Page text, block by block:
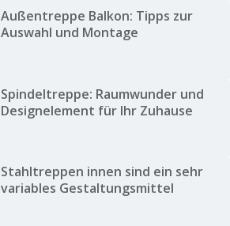
Außentreppe Balkon: Tipps zur
Auswahl und Montage
Spindeltreppe: Raumwunder und
Designelement für Ihr Zuhause
Stahltreppen innen sind ein sehr
variables Gestaltungsmittel